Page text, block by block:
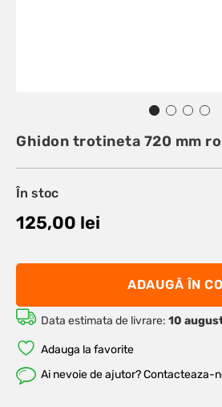
Ghidon trotineta 720 mm
În stoc
125,00 lei
ADAUGĂ ÎN
Data estimata de livrare: 10
Adauga la favorite
Ai nevoie de ajutor? Contacteaza-